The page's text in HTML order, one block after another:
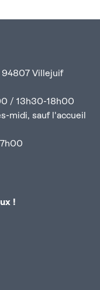
94807 Villejuif
/ 13h30-18h00
midi, sauf l'accueil
!